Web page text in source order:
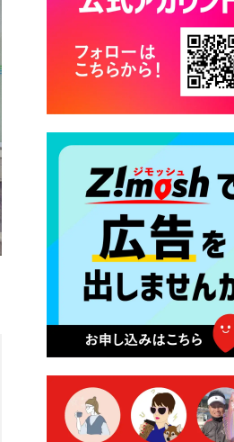
カード交付に伴う休日および
平日夜間開庁の案内
2026年7月22日 令和８年度
「こども文化パスポート事
2026年7月21日 卜仙の郷 お
盆期間の営業時間のお知らせ
2026年7月17日 バス経路検索
のご利用案内
2026年7月10日 台湾伝統音楽
団体 「北埔八音団・楽善軒」
公演開催のお知らせ
ンディング型ふるさと納税の
実施について
2026年7月9日 農地法等に係
る各種申請に係る登記事項証
明書の添付省略について